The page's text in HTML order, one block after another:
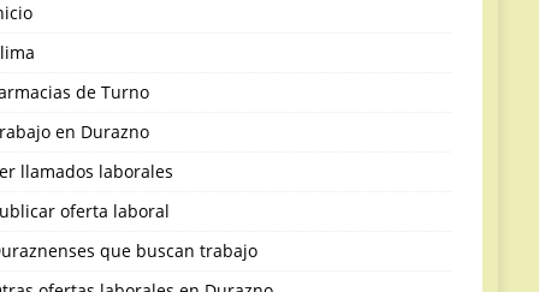
de Turno
en Durazno
llamados laborales
oferta laboral
que buscan trabajo